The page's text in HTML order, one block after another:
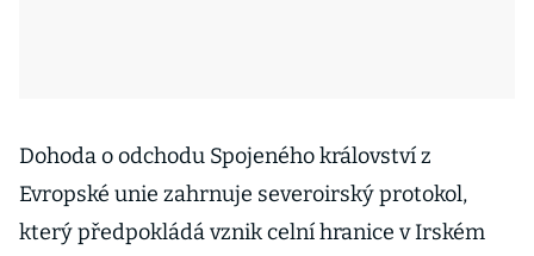
Dohoda o odchodu Spojeného království z
Evropské unie zahrnuje severoirský protokol,
který předpokládá vznik celní hranice v Irském